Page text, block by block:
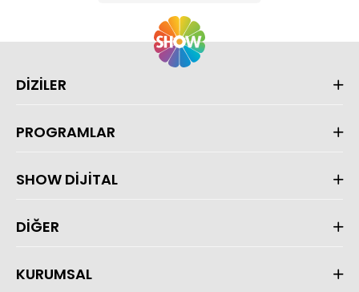
DİZİLER
PROGRAMLAR
SHOW DİJİTAL
DİĞER
KURUMSAL